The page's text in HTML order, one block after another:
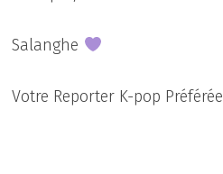
Salanghe
Votre Reporter K-pop Préférée